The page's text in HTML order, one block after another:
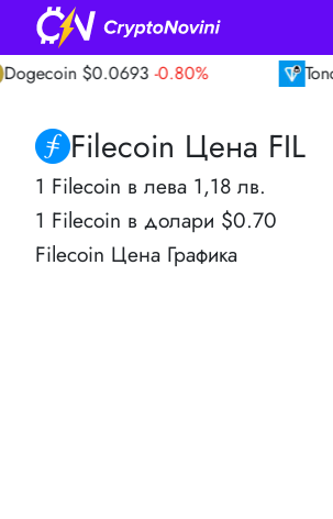
$0.0693 -0.80% Toncoin
Filecoin Цена FIL
1 Filecoin в лева 1,18 лв.
1 Filecoin в долари $0.70
Filecoin Цена Графика